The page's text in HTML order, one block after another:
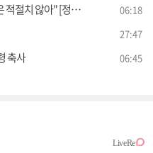
아" [정책 바로보기] 06:18
27:47
축사 06:45